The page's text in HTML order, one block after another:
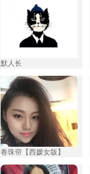
默人长
卷珠帘【西媛女版】